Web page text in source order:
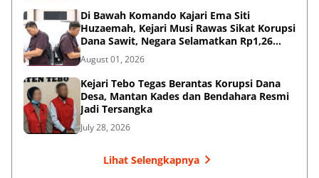
Di Bawah Komando Kajari Ema Siti
Huzaemah, Kejari Musi Rawas Sikat Korupsi
Dana Sawit, Negara Selamatkan Rp1,26
Miliar
August 01, 2026
Kejari Tebo Tegas Berantas Korupsi Dana
Desa, Mantan Kades dan Bendahara Resmi
Jadi Tersangka
July 28, 2026
Lihat Selengkapnya